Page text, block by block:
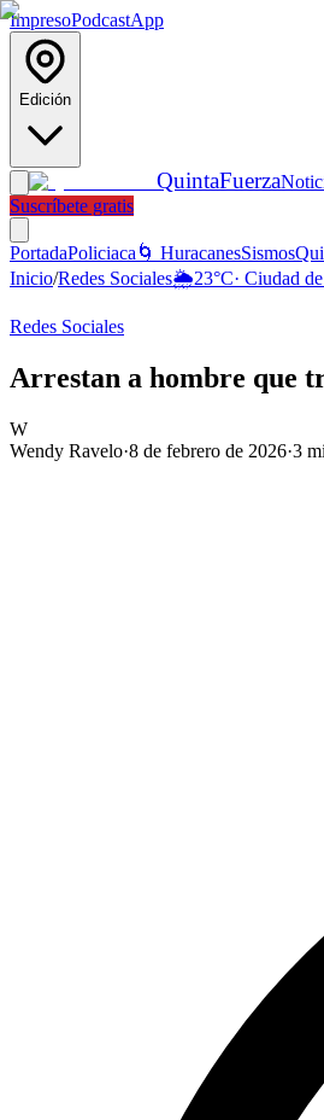
ImpresoPodcastApp
Edición
QuintaFuerza
Suscríbete gratis
PortadaPoliciaca 🌀 HuracanesSismos
Inicio/Redes Sociales🌦️23°C· Ciudad
Redes Sociales
Arrestan a hombre que
W
Wendy Ravelo·8 de febrero de 2026·3